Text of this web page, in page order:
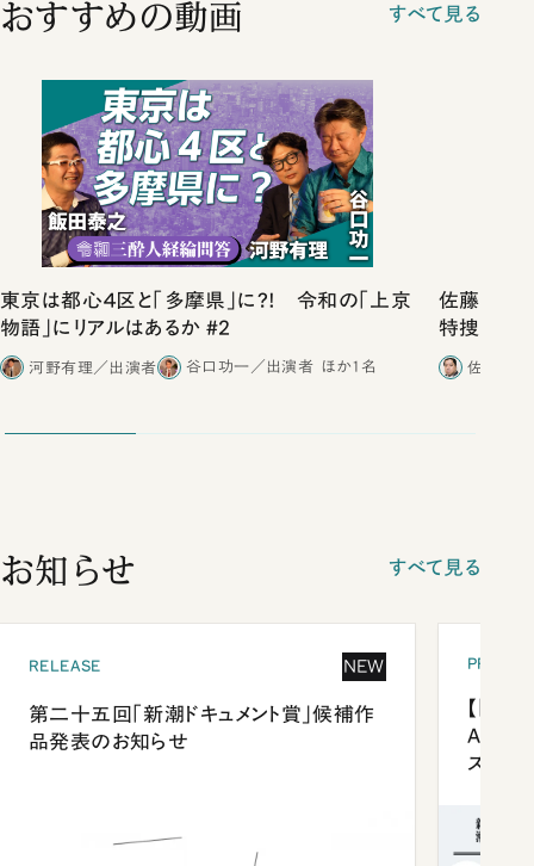
おすすめの動画 すべて見る
東京は都心４区と「多摩県」に?! 令和の「上京
物語」にリアルはあるか #2
河野有理／出演者 谷口功一／出演者 ほか1名
佐藤優vs
特捜取調
合ったこと
佐藤優
お知らせ すべて見る
RELEASE NEW
第二十五回「新潮ドキュメント賞」候補作
品発表のお知らせ
【「新
ズプレ